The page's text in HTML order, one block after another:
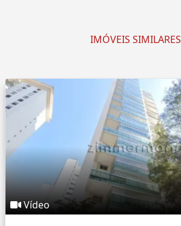
IMÓVEIS SIMILARES
Vídeo